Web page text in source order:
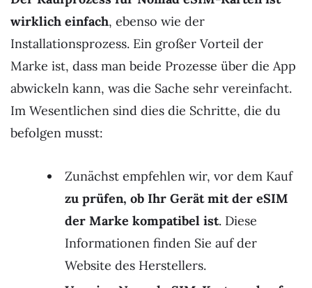
wirklich einfach, ebenso wie der
Installationsprozess. Ein großer Vorteil der
Marke ist, dass man beide Prozesse über die App
abwickeln kann, was die Sache sehr vereinfacht.
Im Wesentlichen sind dies die Schritte, die du
befolgen musst:
Zunächst empfehlen wir, vor dem Kauf
zu prüfen, ob Ihr Gerät mit der eSIM
der Marke kompatibel ist. Diese
Informationen finden Sie auf der
Website des Herstellers.